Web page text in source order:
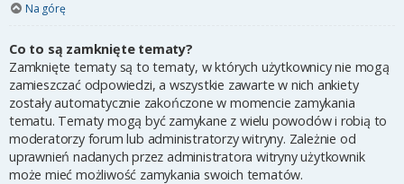
Na górę
Co to są zamknięte tematy?
Zamknięte tematy są to tematy, w których użytkownicy nie mogą
zamieszczać odpowiedzi, a wszystkie zawarte w nich ankiety
zostały automatycznie zakończone w momencie zamykania
tematu. Tematy mogą być zamykane z wielu powodów i robią to
moderatorzy forum lub administratorzy witryny. Zależnie od
uprawnień nadanych przez administratora witryny użytkownik
może mieć możliwość zamykania swoich tematów.